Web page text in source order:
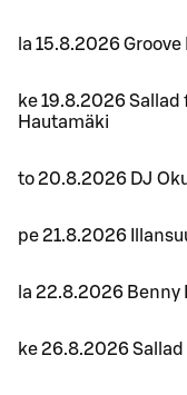
la 15.8.2026
ke 19.8.2026 Sallad
Hautamäki
to 20.8.2026 DJ
pe 21.8.2026
la 22.8.2026 Benny
ke 26.8.2026